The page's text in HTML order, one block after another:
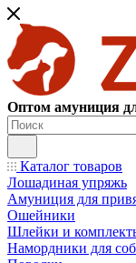
Оптом амуниция
Каталог товаров
Лошадиная упряжь
Амуниция для
Ошейники
Шлейки и
Намордники для